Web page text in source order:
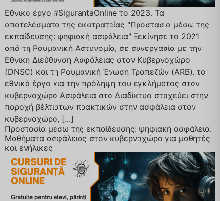
Εθνικό έργο #SigurantaOnline το 2023. Τα
αποτελέσματα της εκστρατείας "Προστασία μέσω της
εκπαίδευσης: ψηφιακή ασφάλεια" Ξεκίνησε το 2021
από τη Ρουμανική Αστυνομία, σε συνεργασία με την
Εθνική Διεύθυνση Ασφάλειας στον Κυβερνοχώρο
(DNSC) και τη Ρουμανική Ένωση Τραπεζών (ARB), το
εθνικό έργο για την πρόληψη του εγκλήματος στον
κυβερνοχώρο Ασφάλεια στο Διαδίκτυο στοχεύει στην
παροχή βέλτιστων πρακτικών στην ασφάλεια στον
κυβερνοχώρο, [...]
Προστασία μέσω της εκπαίδευσης: ψηφιακή ασφάλεια.
Μαθήματα ασφάλειας στον κυβερνοχώρο για μαθητές
και ενήλικες